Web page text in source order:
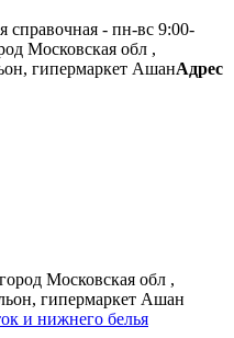
справочная - пн-вс 9:00-
Московская обл ,
гипермаркет АшанАдрес
город Московская обл ,
гипермаркет Ашан
и нижнего белья